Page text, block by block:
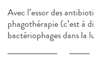
Avec l’essor des
phagothérapie (c’est à
bactériophages dans la